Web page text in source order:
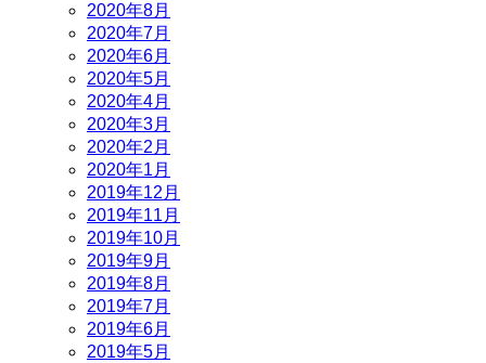
2020年8月
2020年7月
2020年6月
2020年5月
2020年4月
2020年3月
2020年2月
2020年1月
2019年12月
2019年11月
2019年10月
2019年9月
2019年8月
2019年7月
2019年6月
2019年5月